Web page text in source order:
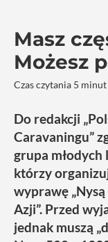
Masz
Możesz
Czas czytania 5 minut
Do redakcji
Caravaningu”
grupa młodych
którzy
wyprawę „Nysą
Azji”. Przed
jednak muszą